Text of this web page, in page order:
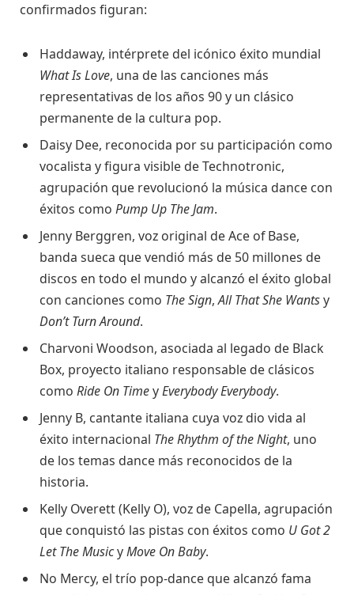
confirmados figuran:
Haddaway, intérprete del icónico éxito mundial
What Is Love, una de las canciones más
representativas de los años 90 y un clásico
permanente de la cultura pop.
Daisy Dee, reconocida por su participación como
vocalista y figura visible de Technotronic,
agrupación que revolucionó la música dance con
éxitos como Pump Up The Jam.
Jenny Berggren, voz original de Ace of Base,
banda sueca que vendió más de 50 millones de
discos en todo el mundo y alcanzó el éxito global
con canciones como The Sign,All That She Wantsy
Don’t Turn Around.
Charvoni Woodson, asociada al legado de Black
Box, proyecto italiano responsable de clásicos
como Ride On TimeyEverybody Everybody.
Jenny B, cantante italiana cuya voz dio vida al
éxito internacional The Rhythm of the Night, uno
de los temas dance más reconocidos de la
historia.
Kelly Overett (Kelly O), voz de Capella, agrupación
que conquistó las pistas con éxitos como U Got 2
Let The MusicyMove On Baby.
No Mercy, el trío pop-dance que alcanzó fama